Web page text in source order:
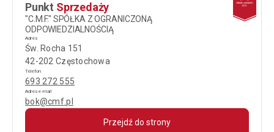
Punkt Sprzedaży
"C.M.F." SPÓŁKA Z OGRANICZONĄ
ODPOWIEDZIALNOŚCIĄ
Adres
Św. Rocha 151
42-202 Częstochowa
Telefon
693 272 555
Adres e-mail
bok@cmf.pl
Przejdź do strony